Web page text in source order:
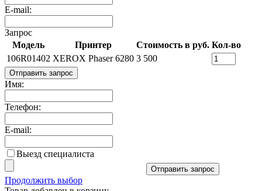
E-mail:
Запрос
Модель
Принтер Стоимость в руб. Кол-во
106R01402 XEROX Phaser 6280 3 500
Отправить запрос
Имя:
Телефон:
E-mail:
Выезд специалиста
Отправить запрос
Продолжить выбор